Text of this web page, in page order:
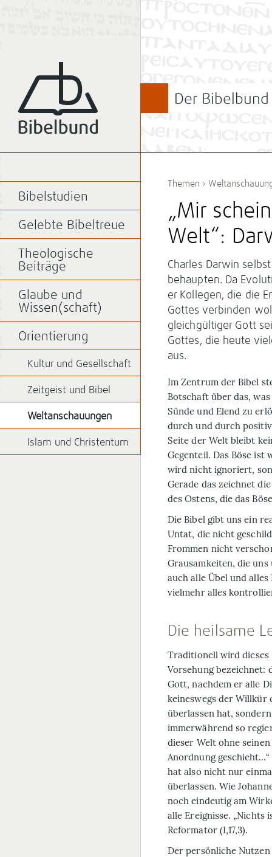
Der Bibelbund
Themen ›
„Mir
Welt“:
Charles Darwin
behaupten. Da
er Kollegen, die die
Gottes verbinden
gleichgültiger Gott
Gottes, die heute
aus.
Im Zentrum der Bibel
Botschaft über das,
Sünde und Elend zu
durch und durch
Seite der Welt bleibt
Gegenteil. Das Böse
wird nicht ignoriert,
Gerade das zeichnet
des Ostens, die das
Die Bibel gibt uns ein
Untat, die nicht
Frommen nicht
Grausamkeiten, die
auch alle Übel und
vielmehr alles
Die heilsame
Traditionell wird dieses
Vorsehung bezeichnet:
Gott, nachdem er alle
keineswegs der Willkür
überlassen hat,
immerwährend so
dieser Welt ohne
Anordnung
hat also nicht nur
überlassen. Wie
noch eindeutig am
alle Ereignisse. „Nichts
Reformator (I,17,3).
Der persönliche
Bibelstudien
Gelebte Bibeltreue
Theologische
Beiträge
Glaube und
Wissen(schaft)
Orientierung
Kultur und Gesellschaft
Zeitgeist und Bibel
Weltanschauungen
Islam und Christentum